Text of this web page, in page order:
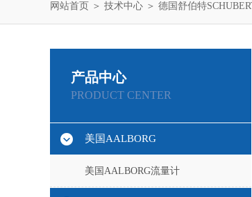
网站首页 ＞ 技术中心 ＞ 德国舒伯特
产品中心
PRODUCT CENTER
美国AALBORG
美国AALBORG流量计